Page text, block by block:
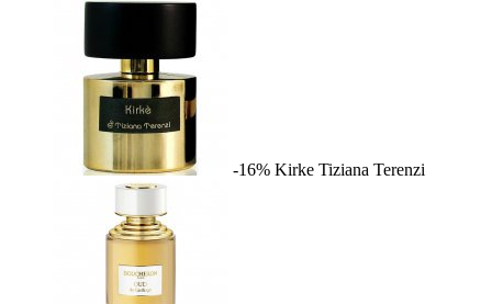
-16% Kirke Tiziana Terenzi